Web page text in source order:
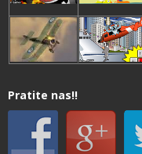
Pratite nas!!